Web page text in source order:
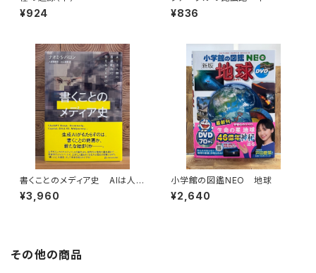
¥924 ¥836
書くことのメディア史 AIは人間
の言語能力に何をもたらすのか
¥3,960
小学館の図鑑NEO 地球
¥2,640
その他の商品